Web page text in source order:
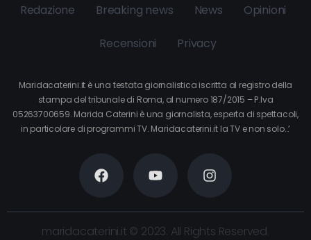
Redazione Breaking news News Opinioni
Recensioni Privacy
Maridacaterini.it è una testata giornalistica iscritta al registro della
stampa del tribunale di Roma, al numero 187/2015 – P.Iva
05263700659. Marida Caterini è una giornalista, esperta di spettacoli,
in particolare di programmi TV. Maridacaterini.it la TV e non solo…’
maridacaterini.it © 2023. All Rights Reserved.